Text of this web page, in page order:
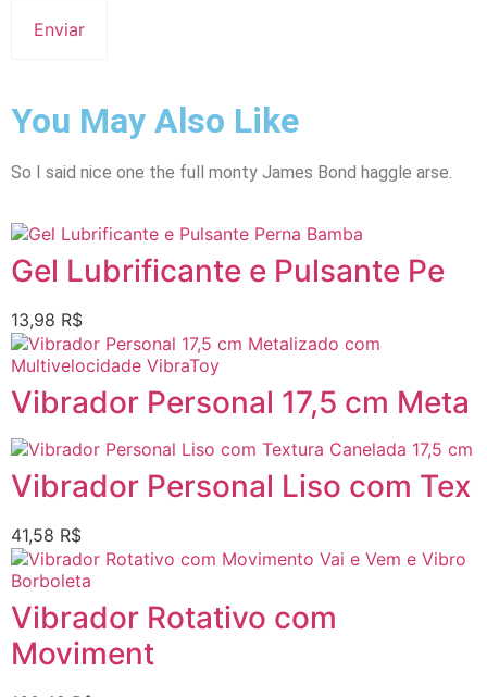
You May Also Like
So I said nice one the full monty James Bond haggle arse.
Gel Lubrificante e Pulsante Pe
13,98 R$
Vibrador Personal 17,5 cm Meta
Vibrador Personal Liso com Tex
41,58 R$
Vibrador Rotativo com
Moviment